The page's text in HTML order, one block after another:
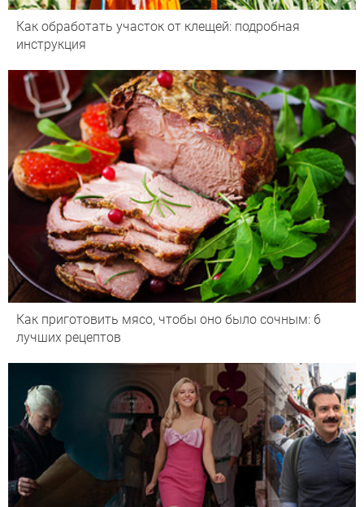
Как обработать участок от клещей: подробная
инструкция
Как приготовить мясо, чтобы оно было сочным: 6
лучших рецептов